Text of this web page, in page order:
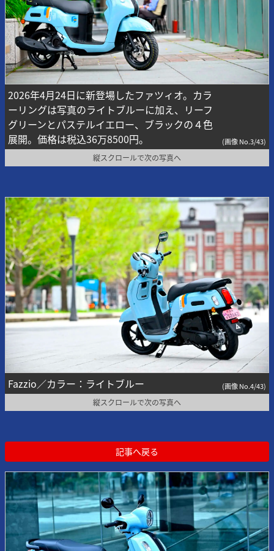
2026年4月24日に新登場したファツィオ。カラ
ーリングは写真のライトブルーに加え、リーフ
グリーンとパステルイエロー、ブラックの４色
展開。価格は税込36万8500円。
(画像 No.3/43)
縦スクロールで次の写真へ
Fazzio／カラー：ライトブルー (画像 No.4/43)
縦スクロールで次の写真へ
記事へ戻る